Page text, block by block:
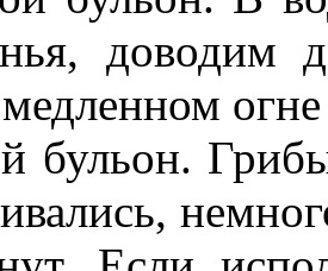
доводим
бульон.